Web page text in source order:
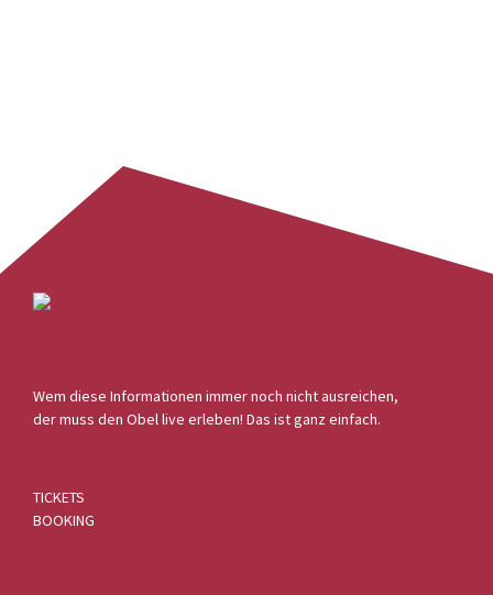
Wem diese Informationen immer noch nicht ausreichen,
der muss den Obel live erleben! Das ist ganz einfach.
TICKETS
BOOKING